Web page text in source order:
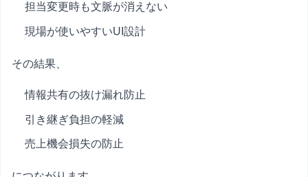
担当変更時も文脈が消えない
現場が使いやすいUI設計
その結果、
情報共有の抜け漏れ防止
引き継ぎ負担の軽減
売上機会損失の防止